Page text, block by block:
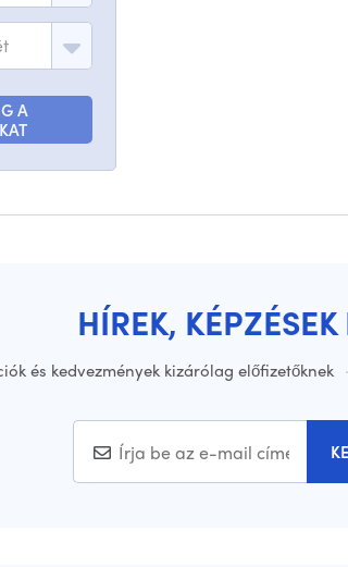
A
HÍREK,
és kedvezmények kizárólag előfizetőknek ·